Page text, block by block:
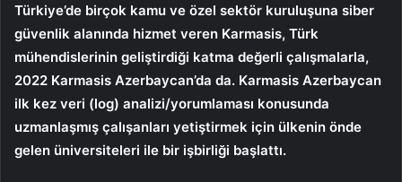
Türkiye’de birçok kamu ve özel sektör kuruluşuna siber
güvenlik alanında hizmet veren Karmasis, Türk
mühendislerinin geliştirdiği katma değerli çalışmalarla,
2022 Karmasis Azerbaycan’da da. Karmasis Azerbaycan
ilk kez veri (log) analizi/yorumlaması konusunda
uzmanlaşmış çalışanları yetiştirmek için ülkenin önde
gelen üniversiteleri ile bir işbirliği başlattı.